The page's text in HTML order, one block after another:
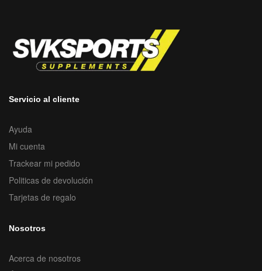
Servicio al cliente
Ayuda
Mi cuenta
Trackear mi pedido
Politicas de devolución
Tarjetas de regalo
Nosotros
Acerca de nosotros